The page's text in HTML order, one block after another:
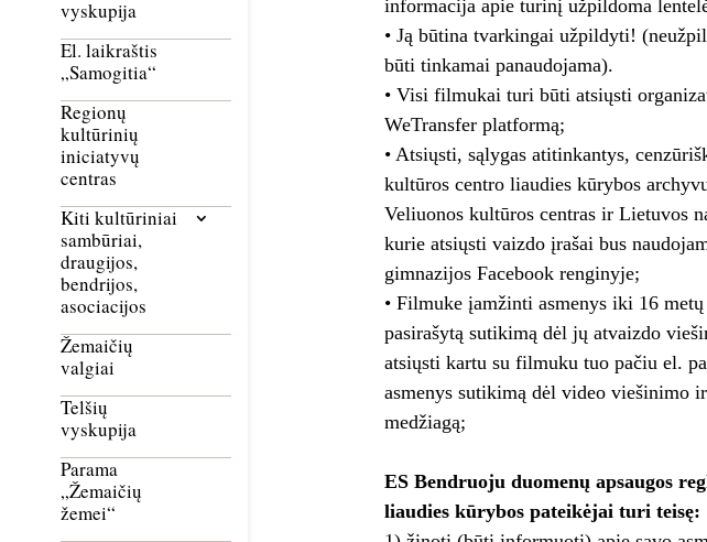
vyskupija
El. laikraštis
„Samogitia“
Regionų
kultūrinių
iniciatyvų
centras
Kiti kultūriniai
sambūriai,
draugijos,
bendrijos,
asociacijos
Žemaičių
valgiai
Telšių
vyskupija
Parama
„Žemaičių
žemei“
informacija apie turinį užpildoma
• Ją būtina tvarkingai užpildyti!
būti tinkamai panaudojama).
• Visi filmukai turi būti atsiųsti
WeTransfer platformą;
• Atsiųsti, sąlygas atitinkantys,
kultūros centro liaudies kūrybos
Veliuonos kultūros centras ir Lietuvos
kurie atsiųsti vaizdo įrašai bus
gimnazijos Facebook renginyje;
• Filmuke įamžinti asmenys iki 16
pasirašytą sutikimą dėl jų atvaizdo
atsiųsti kartu su filmuku tuo pačiu el.
asmenys sutikimą dėl video viešinimo
medžiagą;
ES Bendruoju duomenų apsaugos
liaudies kūrybos pateikėjai turi teisę: